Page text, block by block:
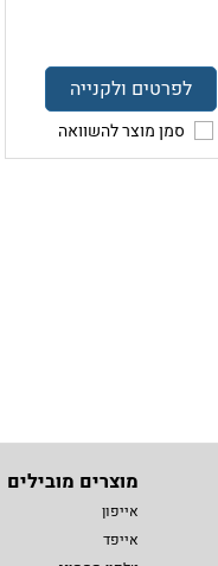
לפרטים ולקנייה
סמן מוצר להשוואה
מוצרים מובילים
אייפון
אייפד